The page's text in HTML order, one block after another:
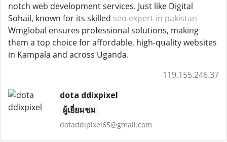
notch web development services. Just like Digital
Sohail, known for its skilled seo expert in pakistan
Wmglobal ensures professional solutions, making
them a top choice for affordable, high-quality websites
in Kampala and across Uganda.
119.155.246.37
dota ddixpixel
ผู้เยี่ยมชม
dotaddipixel65@gmail.com